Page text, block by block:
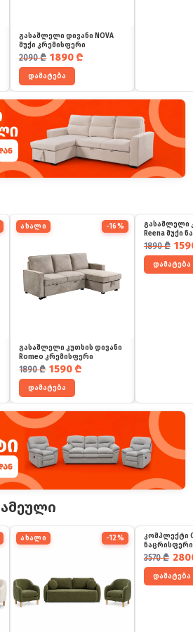
₾.
₾.
გასაშლელი დივანი NOVA
მუქი კრემისფერი
2090₾
საწყისი ფასი იყო: 2090 ₾.
1890 ₾
მიმდინარე ფასია: 1890 ₾.
დამატება
₾.
₾.
-16%
ახალი
გასაშლელი კუთხის დივანი
Romeo კრემისფერი
1890₾
საწყისი ფასი იყო: 1890 ₾.
1590 ₾
მიმდინარე ფასია: 1590 ₾.
დამატება
გასაშლელი
Reena მუქი
1890₾
საწყისი
დამატება
-12%
ახალი
კომპლექტი
ნაცრისფერი
3570₾
საწყისი
დამატება